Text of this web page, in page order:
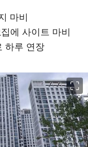
마비
에 사이트 마비
하루 연장